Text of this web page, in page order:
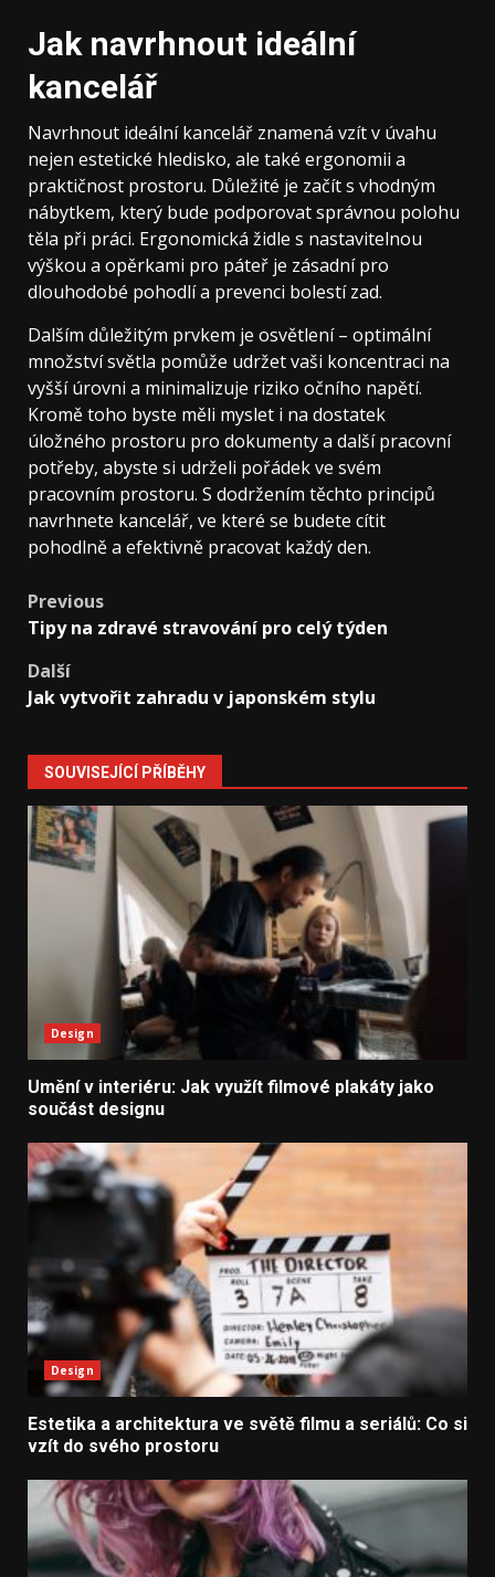
Jak navrhnout ideální
kancelář
Navrhnout ideální kancelář znamená vzít v úvahu
nejen estetické hledisko, ale také ergonomii a
praktičnost prostoru. Důležité je začít s vhodným
nábytkem, který bude podporovat správnou polohu
těla při práci. Ergonomická židle s nastavitelnou
výškou a opěrkami pro páteř je zásadní pro
dlouhodobé pohodlí a prevenci bolestí zad.
Dalším důležitým prvkem je osvětlení – optimální
množství světla pomůže udržet vaši koncentraci na
vyšší úrovni a minimalizuje riziko očního napětí.
Kromě toho byste měli myslet i na dostatek
úložného prostoru pro dokumenty a další pracovní
potřeby, abyste si udrželi pořádek ve svém
pracovním prostoru. S dodržením těchto principů
navrhnete kancelář, ve které se budete cítit
pohodlně a efektivně pracovat každý den.
Post
navigation
Previous
Tipy na zdravé stravování pro celý týden
Další
Jak vytvořit zahradu v japonském stylu
SOUVISEJÍCÍ PŘÍBĚHY
Design
Umění v interiéru: Jak využít filmové plakáty jako
součást designu
Design
Estetika a architektura ve světě filmu a seriálů: Co si
vzít do svého prostoru